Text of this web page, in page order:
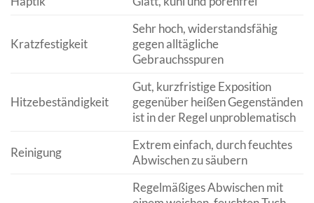
Kratzfestigkeit
Sehr hoch, widerstandsfähig
gegen alltägliche
Gebrauchsspuren
Hitzebeständigkeit
Gut, kurzfristige Exposition
gegenüber heißen Gegenständen
ist in der Regel unproblematisch
Reinigung
Extrem einfach, durch feuchtes
Abwischen zu säubern
Regelmäßiges Abwischen mit